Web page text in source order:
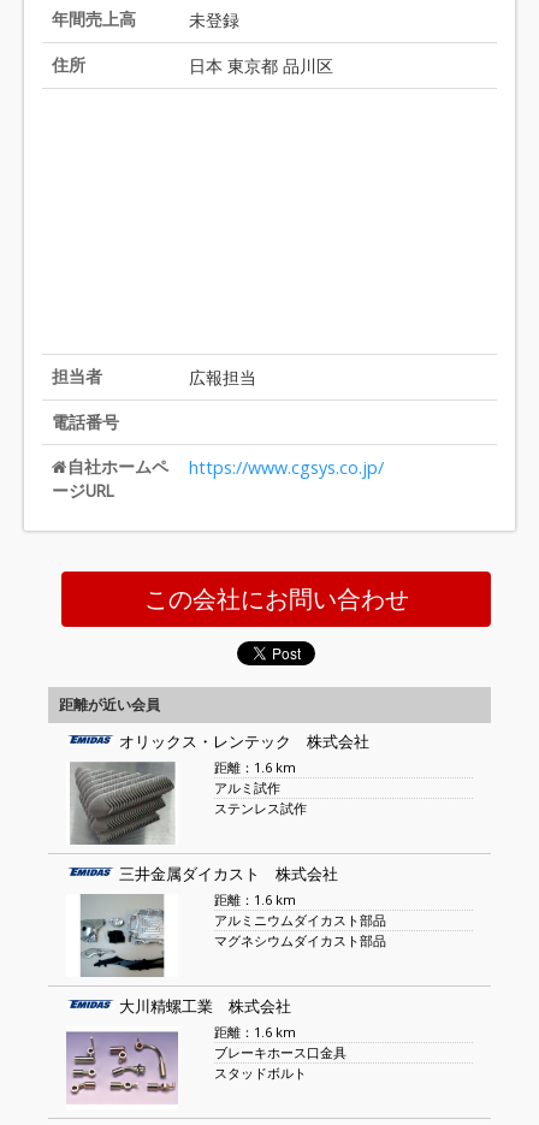
9
年間売上高
未登録
住所
日本 東京都 品川区
担当者
広報担当
電話番号
自社ホームペ
ージURL
https://www.cgsys.co.jp/
この会社にお問い合わせ
距離が近い会員
オリックス・レンテック 株式会社
距離：1.6 km
アルミ試作
ステンレス試作
三井金属ダイカスト 株式会社
距離：1.6 km
アルミニウムダイカスト部品
マグネシウムダイカスト部品
大川精螺工業 株式会社
距離：1.6 km
ブレーキホース口金具
スタッドボルト